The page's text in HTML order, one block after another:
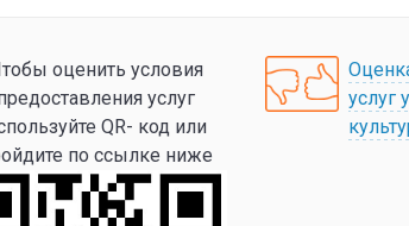
оценить условия
услуг
QR- код или
по ссылке ниже
услуг